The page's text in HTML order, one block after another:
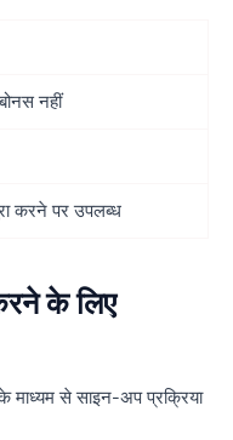
नहीं
करने पर उपलब्ध
के लिए
माध्यम से साइन-अप प्रक्रिया